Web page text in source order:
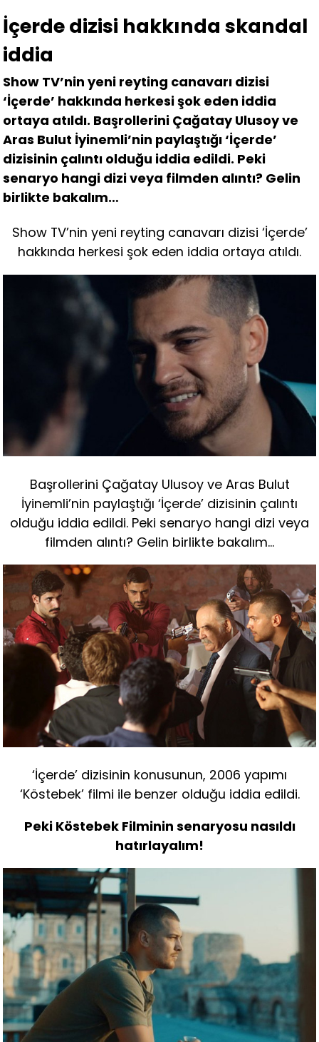
İçerde dizisi hakkında skandal
iddia
Show TV’nin yeni reyting canavarı dizisi
‘İçerde’ hakkında herkesi şok eden iddia
ortaya atıldı. Başrollerini Çağatay Ulusoy ve
Aras Bulut İyinemli’nin paylaştığı ‘İçerde’
dizisinin çalıntı olduğu iddia edildi. Peki
senaryo hangi dizi veya filmden alıntı? Gelin
birlikte bakalım…
Show TV’nin yeni reyting canavarı dizisi ‘İçerde’
hakkında herkesi şok eden iddia ortaya atıldı.
Başrollerini Çağatay Ulusoy ve Aras Bulut
İyinemli’nin paylaştığı ‘İçerde’ dizisinin çalıntı
olduğu iddia edildi. Peki senaryo hangi dizi veya
filmden alıntı? Gelin birlikte bakalım…
‘İçerde’ dizisinin konusunun, 2006 yapımı
‘Köstebek’ filmi ile benzer olduğu iddia edildi.
Peki Köstebek Filminin senaryosu nasıldı
hatırlayalım!